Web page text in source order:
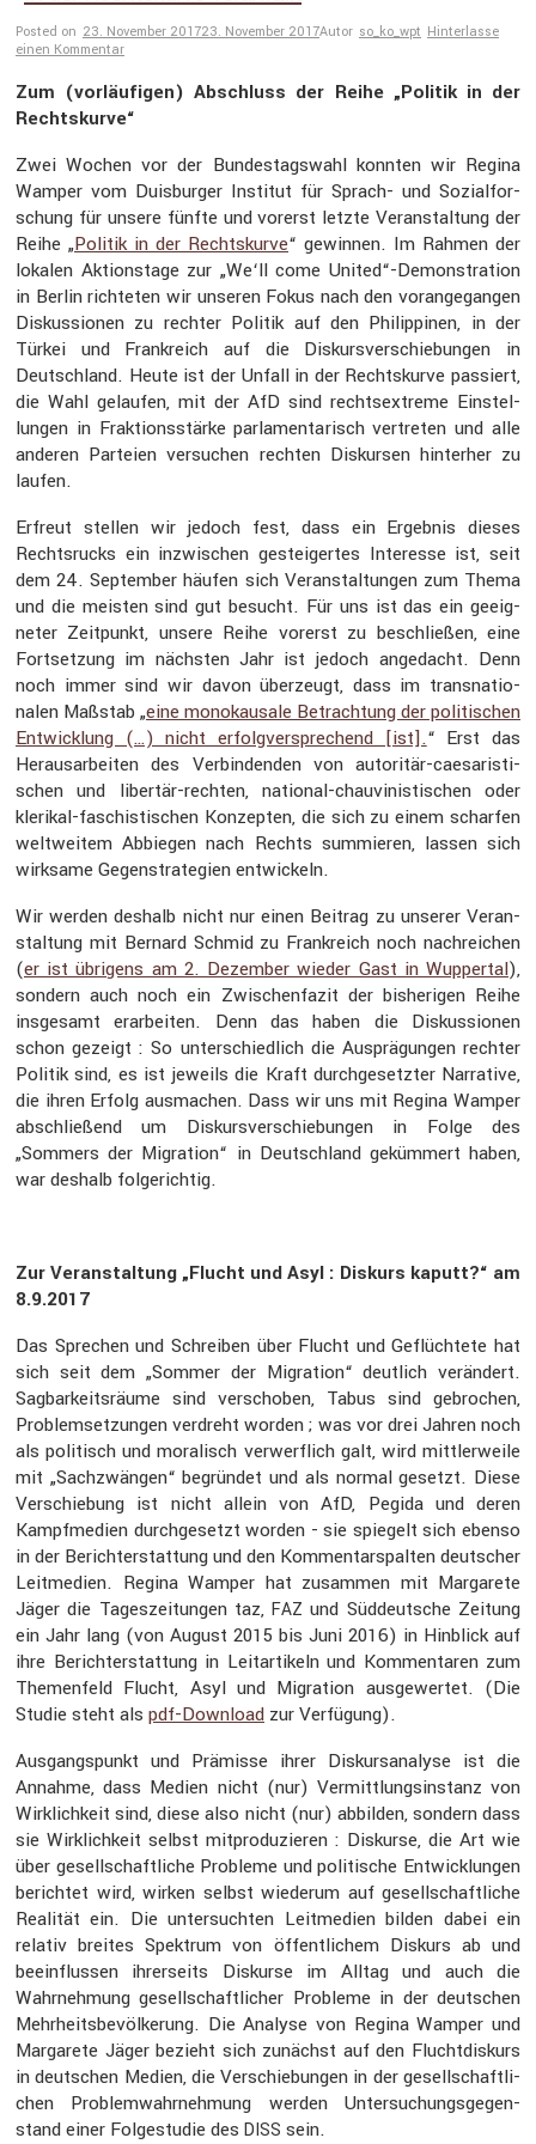
Posted on 23. November 201723. November 2017Autor so_ko_wpt Hinterlasse
einen Kommentar
Zum (vorläu­figen) Abschluss der Reihe „Politik in der
Rechts­kurve“
Zwei Wochen vor der Bundes­tags­wahl konnten wir Regina
Wamper vom Duisburger Institut für Sprach- und Sozial­for­
schung für unsere fünfte und vorerst letzte Veran­stal­tung der
Reihe „Politik in der Rechts­kurve“ gewinnen. Im Rahmen der
lokalen Aktions­tage zur „We‘ll come United“-Demonstration
in Berlin richteten wir unseren Fokus nach den voran­ge­gangen
Diskus­sionen zu rechter Politik auf den Philip­pinen, in der
Türkei und Frank­reich auf die Diskurs­ver­schie­bungen in
Deutsch­land. Heute ist der Unfall in der Rechts­kurve passiert,
die Wahl gelaufen, mit der AfD sind rechts­ex­treme Einstel­
lungen in Frakti­ons­stärke parla­men­ta­risch vertreten und alle
anderen Parteien versu­chen rechten Diskursen hinterher zu
laufen.
Erfreut stellen wir jedoch fest, dass ein Ergebnis dieses
Rechts­rucks ein inzwi­schen gestei­gertes Inter­esse ist, seit
dem 24. September häufen sich Veran­stal­tungen zum Thema
und die meisten sind gut besucht. Für uns ist das ein geeig­
neter Zeitpunkt, unsere Reihe vorerst zu beschließen, eine
Fortset­zung im nächsten Jahr ist jedoch angedacht. Denn
noch immer sind wir davon überzeugt, dass im trans­na­tio­
nalen Maßstab „eine monokau­sale Betrach­tung der politi­schen
Entwick­lung (…) nicht erfolg­ver­spre­chend [ist].“ Erst das
Heraus­ar­beiten des Verbin­denden von autoritär-caesa­ris­ti­
schen und libertär-rechten, national-chauvi­nis­ti­schen oder
klerikal-faschis­ti­schen Konzepten, die sich zu einem scharfen
weltweitem Abbiegen nach Rechts summieren, lassen sich
wirksame Gegen­stra­te­gien entwi­ckeln.
Wir werden deshalb nicht nur einen Beitrag zu unserer Veran­
stal­tung mit Bernard Schmid zu Frank­reich noch nachrei­chen
(er ist übrigens am 2. Dezember wieder Gast in Wuppertal),
sondern auch noch ein Zwischen­fazit der bishe­rigen Reihe
insge­samt erarbeiten. Denn das haben die Diskus­sionen
schon gezeigt : So unter­schied­lich die Ausprä­gungen rechter
Politik sind, es ist jeweils die Kraft durch­ge­setzter Narra­tive,
die ihren Erfolg ausma­chen. Dass wir uns mit Regina Wamper
abschlie­ßend um Diskurs­ver­schie­bungen in Folge des
„Sommers der Migra­tion“ in Deutsch­land geküm­mert haben,
war deshalb folge­richtig.
Zur Veran­stal­tung „Flucht und Asyl : Diskurs kaputt?“ am
8.9.2017
Das Sprechen und Schreiben über Flucht und Geflüch­tete hat
sich seit dem „Sommer der Migra­tion“ deutlich verän­dert.
Sagbar­keits­räume sind verschoben, Tabus sind gebro­chen,
Problem­set­zungen verdreht worden ; was vor drei Jahren noch
als politisch und moralisch verwerf­lich galt, wird mittler­weile
mit „Sachzwängen“ begründet und als normal gesetzt. Diese
Verschie­bung ist nicht allein von AfD, Pegida und deren
Kampf­me­dien durch­ge­setzt worden - sie spiegelt sich ebenso
in der Bericht­erstat­tung und den Kommen­tar­spalten deutscher
Leitme­dien. Regina Wamper hat zusammen mit Marga­rete
Jäger die Tages­zei­tungen taz,FAZ und Süddeut­sche Zeitung
ein Jahr lang (von August 2015 bis Juni 2016) in Hinblick auf
ihre Bericht­erstat­tung in Leitar­ti­keln und Kommen­taren zum
Themen­feld Flucht, Asyl und Migra­tion ausge­wertet. (Die
Studie steht als pdf-Download zur Verfü­gung).
Ausgangs­punkt und Prämisse ihrer Diskurs­ana­lyse ist die
Annahme, dass Medien nicht (nur) Vermitt­lungs­in­stanz von
Wirklich­keit sind, diese also nicht (nur) abbilden, sondern dass
sie Wirklich­keit selbst mitpro­du­zieren : Diskurse, die Art wie
über gesell­schaft­liche Probleme und politi­sche Entwick­lungen
berichtet wird, wirken selbst wiederum auf gesell­schaft­liche
Realität ein. Die unter­suchten Leitme­dien bilden dabei ein
relativ breites Spektrum von öffent­li­chem Diskurs ab und
beein­flussen ihrer­seits Diskurse im Alltag und auch die
Wahrneh­mung gesell­schaft­li­cher Probleme in der deutschen
Mehrheits­be­völ­ke­rung. Die Analyse von Regina Wamper und
Marga­rete Jäger bezieht sich zunächst auf den Flucht­dis­kurs
in deutschen Medien, die Verschie­bungen in der gesell­schaft­li­
chen Problem­wahr­neh­mung werden Unter­su­chungs­ge­gen­
stand einer Folge­studie des DISS sein.